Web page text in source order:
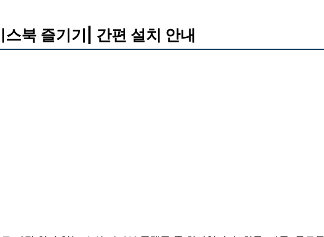
스북 즐기기| 간편 설치 안내